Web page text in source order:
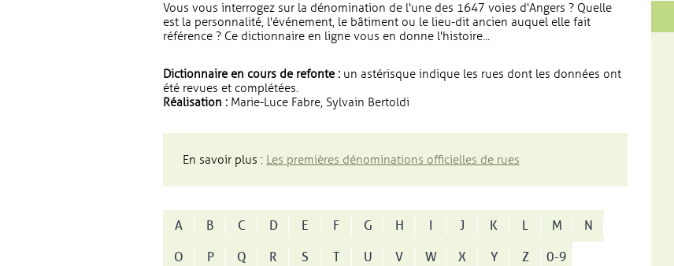
Vous vous interrogez sur la dénomination de l'une des 1647 voies d'Angers ? Quelle
est la personnalité, l'événement, le bâtiment ou le lieu-dit ancien auquel elle fait
référence ? Ce dictionnaire en ligne vous en donne l'histoire...
Dictionnaire en cours de refonte : un astérisque indique les rues dont les données ont
été revues et complétées.
Réalisation : Marie-Luce Fabre, Sylvain Bertoldi
En savoir plus : Les premières dénominations officielles de rues
A B C D E F G H I J K L M
N
O
P Q R S T U V W X Y Z 0-9